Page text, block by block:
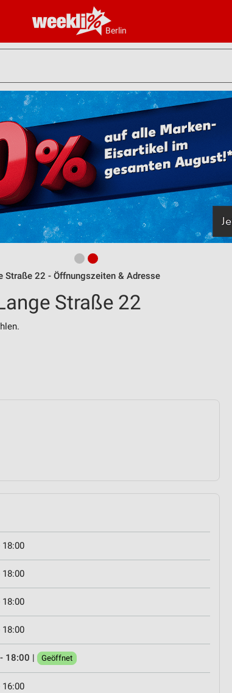
Berlin
Straße 22 - Öffnungszeiten & Adresse
Straße 22
18:00
18:00
18:00
18:00
18:00 | Geöffnet
16:00